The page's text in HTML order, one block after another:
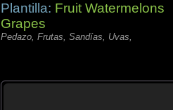
Plantilla: Fruit Watermelons
Grapes
Pedazo, Frutas, Sandías, Uvas,